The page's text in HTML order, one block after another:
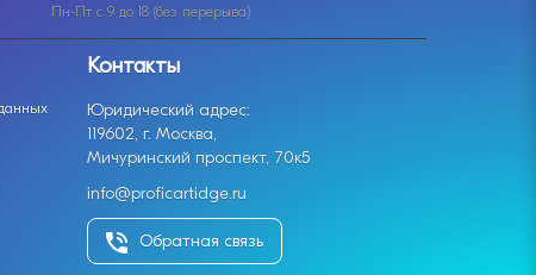
Пн-Пт с 9 до 18 (без перерыва)
Контакты
Юридический адрес:
119602, г. Москва,
Мичуринский проспект, 70к5
info@proficartidge.ru
Обратная связь